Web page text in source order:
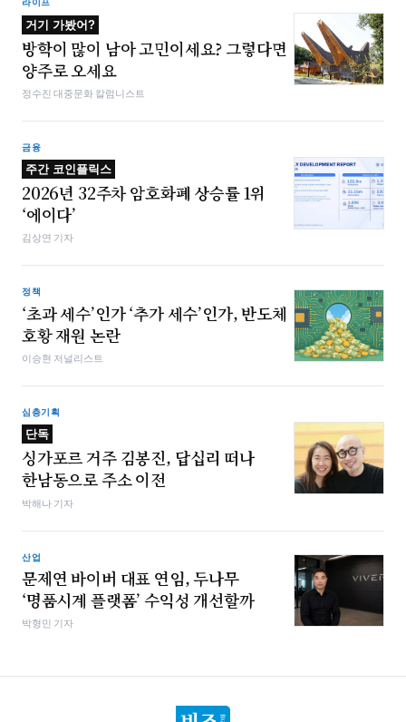
라이프
거기 가봤어?
방학이 많이 남아 고민이세요? 그렇다면
양주로 오세요
정수진 대중문화 칼럼니스트
금융
주간 코인플릭스
2026년 32주차 암호화폐 상승률 1위
‘에이다’
김상연 기자
정책
‘초과 세수’인가 ‘추가 세수’인가, 반도체
호황 재원 논란
이승현 저널리스트
심층기획
단독
싱가포르 거주 김봉진, 답십리 떠나
한남동으로 주소 이전
박해나 기자
산업
문제연 바이버 대표 연임, 두나무
‘명품시계 플랫폼’ 수익성 개선할까
박형민 기자